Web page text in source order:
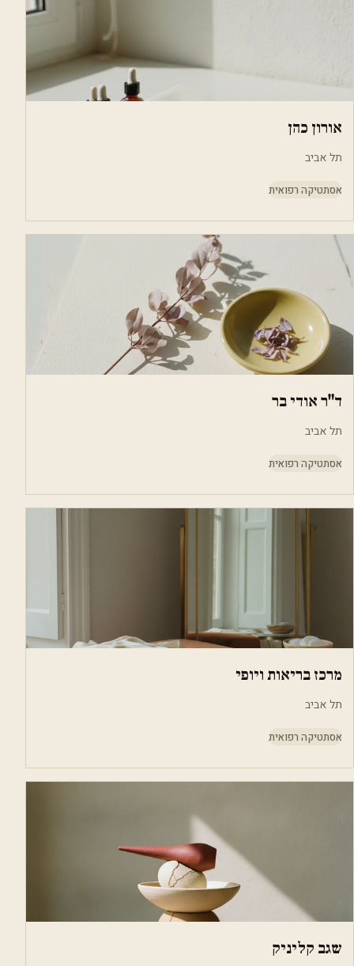
אורון כהן
תל אביב
אסתטיקה רפואית
ד"ר אודי בר
תל אביב
אסתטיקה רפואית
מרכז בריאות ויופי
תל אביב
אסתטיקה רפואית
שגב קליניק